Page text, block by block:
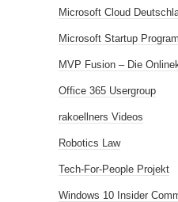
Microsoft Cloud
Microsoft Startup
MVP Fusion – Die
Office 365 Usergroup
rakoellners Videos
Robotics Law
Tech-For-People Projekt
Windows 10 Insider